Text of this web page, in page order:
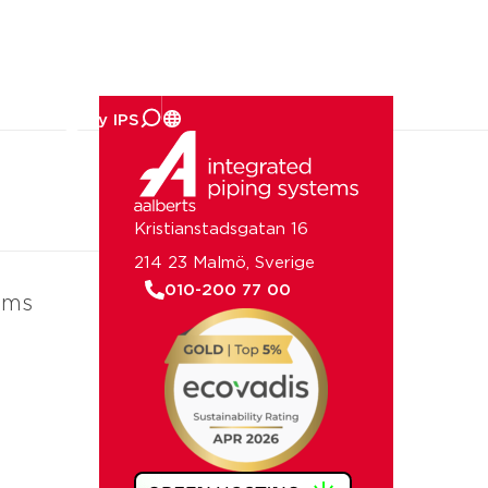
Kristianstadsgatan 16
214 23 Malmö, Sverige
010-200 77 00